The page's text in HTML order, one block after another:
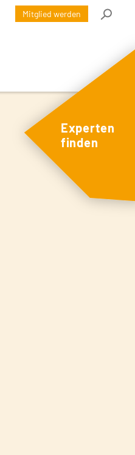
Mitglied werden
Experten
finden